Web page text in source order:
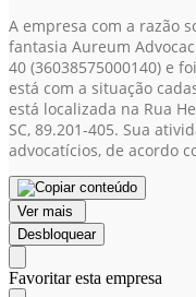
A empresa com a razão
fantasia Aureum
40 (36038575000140) e
está com a situação
está localizada na Rua
SC, 89.201-405. Sua
advocatícios, de acordo
Ver mais
Desbloquear
Favoritar esta empresa